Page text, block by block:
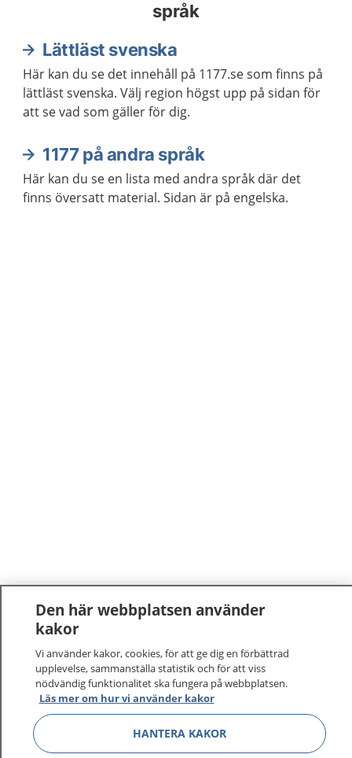
språk
Lättläst svenska
Här kan du se det innehåll på 1177.se som finns på
lättläst svenska. Välj region högst upp på sidan för
att se vad som gäller för dig.
1177 på andra språk
Här kan du se en lista med andra språk där det
finns översatt material. Sidan är på engelska.
1177 –tryggt om din hälsa och vård
På 1177.se får du råd om hälsa och information om
sjukdomar och vilka mottagningar du kan kontakta.
Logga in för att läsa din journal och göra dina
vårdärenden. Ring telefonnummer 1177 för
sjukvårdsrådgivning dygnet runt.
Den här webbplatsen använder
kakor
Vi använder kakor, cookies, för att ge dig en förbättrad
upplevelse, sammanställa statistik och för att viss
nödvändig funktionalitet ska fungera på webbplatsen.
Läs mer om hur vi använder kakor
HANTERA KAKOR